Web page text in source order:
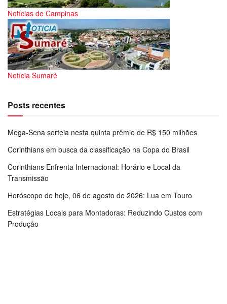
Notícias de Campinas
Notícia Sumaré
Posts recentes
Mega-Sena sorteia nesta quinta prêmio de R$ 150 milhões
Corinthians em busca da classificação na Copa do Brasil
Corinthians Enfrenta Internacional: Horário e Local da
Transmissão
Horóscopo de hoje, 06 de agosto de 2026: Lua em Touro
Estratégias Locais para Montadoras: Reduzindo Custos com
Produção